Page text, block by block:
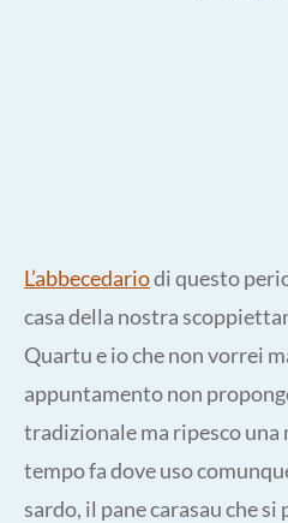
L’abbecedariodi questo
casa della nostra
Quartu e io che non vorrei
appuntamento non
tradizionale ma ripesco
tempo fa dove uso
sardo, il pane carasau che